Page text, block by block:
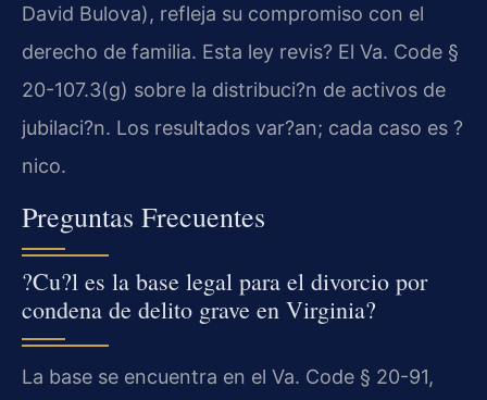
David Bulova), refleja su compromiso con el
derecho de familia. Esta ley revis? El Va. Code §
20-107.3(g) sobre la distribuci?n de activos de
jubilaci?n. Los resultados var?an; cada caso es ?
nico.
Preguntas Frecuentes
?Cu?l es la base legal para el divorcio por
condena de delito grave en Virginia?
La base se encuentra en el Va. Code § 20-91,